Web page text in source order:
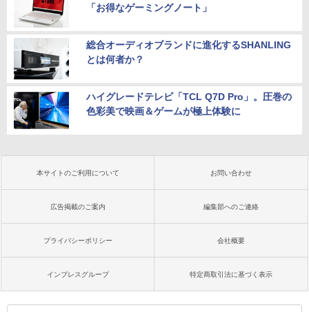
「お得なゲーミングノート」
総合オーディオブランドに進化するSHANLING
とは何者か？
ハイグレードテレビ「TCL Q7D Pro」。圧巻の
色彩美で映画＆ゲームが極上体験に
本サイトのご利用について お問い合わせ
広告掲載のご案内 編集部へのご連絡
プライバシーポリシー 会社概要
インプレスグループ 特定商取引法に基づく表示